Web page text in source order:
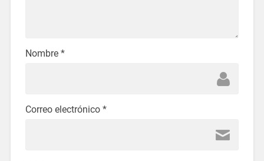
Nombre *
Correo electrónico *